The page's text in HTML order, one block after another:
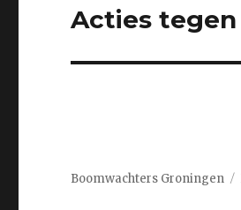
Next
Acties tegen
Boomwachters Groningen